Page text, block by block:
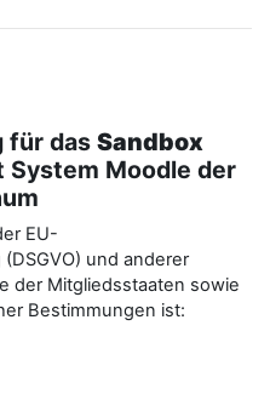
für das Sandbox
System Moodle der
EU-
und anderer
der Mitgliedsstaaten sowie
Bestimmungen ist: